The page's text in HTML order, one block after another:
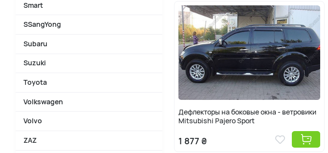
Smart
SSangYong
Subaru
Suzuki
Toyota
Volkswagen
Volvo
ZAZ
Дефлекторы на боковые окна - ветровики
Mitsubishi Pajero Sport
1 877 ₴